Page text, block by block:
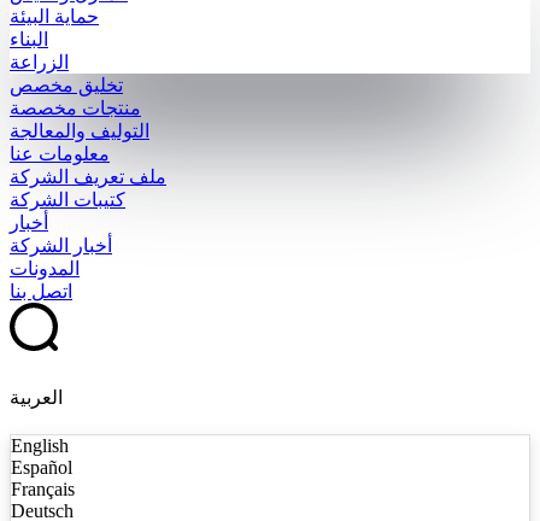
حماية البيئة
البناء
الزراعة
تخليق مخصص
منتجات مخصصة
التوليف والمعالجة
معلومات عنا
ملف تعريف الشركة
كتيبات الشركة
أخبار
أخبار الشركة
المدونات
اتصل بنا
العربية
English
Español
Français
Deutsch